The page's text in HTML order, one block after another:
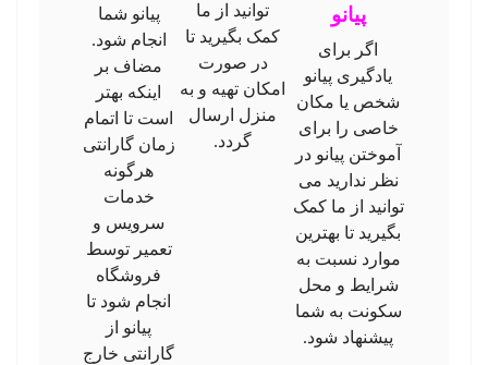
پیانو
اگر برای
یادگیری پیانو
شخص یا مکان
خاصی را برای
آموختن پیانو در
نظر ندارید می
توانید از ما کمک
بگیرید تا بهترین
موارد نسبت به
شرایط و محل
سکونت به شما
پیشنهاد شود.
توانید از ما
کمک بگیرید تا
در صورت
امکان تهیه و به
منزل ارسال
گردد.
پیانو شما
انجام شود.
مضاف بر
اینکه بهتر
است تا اتمام
زمان گارانتی
هرگونه
خدمات
سرویس و
تعمیر توسط
فروشگاه
انجام شود تا
پیانو از
گارانتی خارج